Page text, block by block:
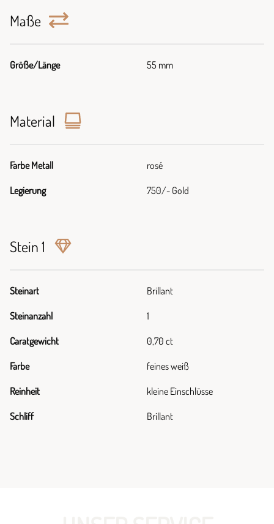
Maße
Größe/Länge 55 mm
Material
Farbe Metall rosé
Legierung 750/- Gold
Stein 1
Steinart Brillant
Steinanzahl 1
Caratgewicht 0,70 ct
Farbe feines weiß
Reinheit kleine Einschlüsse
Schliff Brillant